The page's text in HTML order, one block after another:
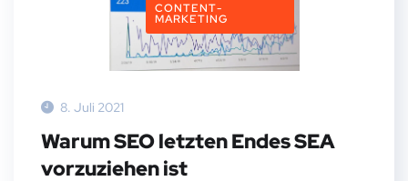
CONTENT-
MARKETING
8. Juli 2021
Warum SEO letzten Endes SEA
vorzuziehen ist